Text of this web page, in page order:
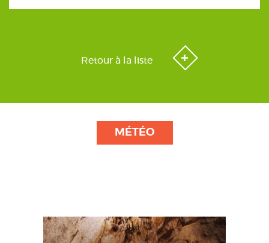
Retour à la liste
MÉTÉO